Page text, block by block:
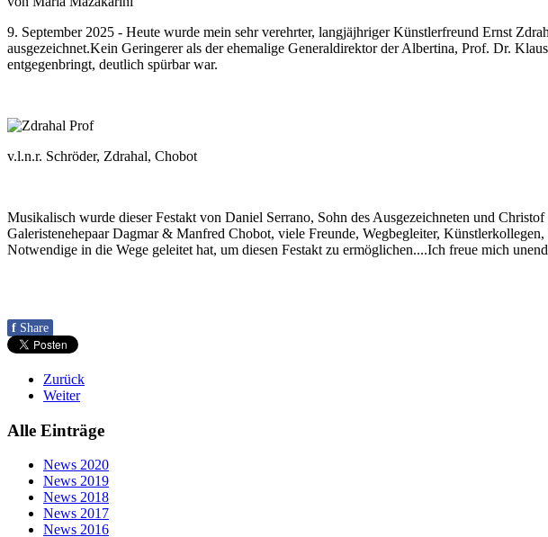
9. September 2025 - Heute wurde mein sehr verehrter, langjäjhriger Künstlerfreund Ernst
ausgezeichnet.Kein Geringerer als der ehemalige Generaldirektor der Albertina, Prof. Dr.
entgegenbringt, deutlich spürbar war.
v.l.n.r. Schröder, Zdrahal, Chobot
Musikalisch wurde dieser Festakt von Daniel Serrano, Sohn des Ausgezeichneten und
Galeristenehepaar Dagmar & Manfred Chobot, viele Freunde, Wegbegleiter,
Notwendige in die Wege geleitet hat, um diesen Festakt zu ermöglichen....Ich freue mich
f Share
Zurück
Weiter
Alle Einträge
News 2020
News 2019
News 2018
News 2017
News 2016